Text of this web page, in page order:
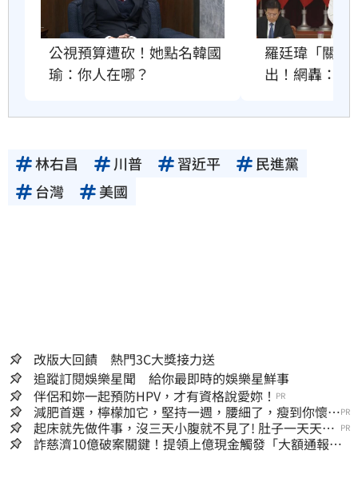
公視預算遭砍！她點名韓國
瑜：你人在哪？
羅廷瑋「關麥
出！網轟：沒
林右昌 川普 習近平
民進黨
台灣
美國
改版大回饋 熱門3C大獎接力送
追蹤訂閱娛樂星聞 給你最即時的娛樂星鮮事
伴侶和妳一起預防HPV，才有資格說愛妳！ PR
減肥首選，檸檬加它，堅持一週，腰細了，瘦到你懷疑
人生
PR
起床就先做件事，沒三天小腹就不見了! 肚子一天天變
小！
PR
詐慈濟10億破案關鍵！提領上億現金觸發「大額通報」